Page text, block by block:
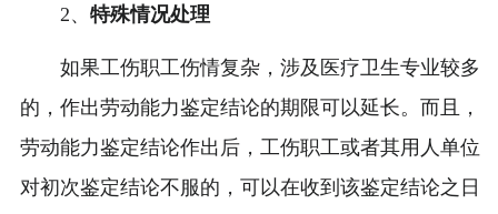
2、 特殊情况处理
如果工伤职工伤情复杂，涉及医疗卫生专业较多
的，作出劳动能力鉴定结论的期限可以延长。而且，
劳动能力鉴定结论作出后，工伤职工或者其用人单位
对初次鉴定结论不服的，可以在收到该鉴定结论之日